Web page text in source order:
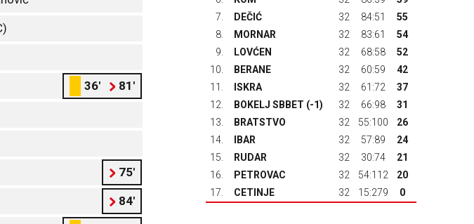
36' 81'
75'
84'
7.
DEČIĆ 32 84:51
55
8.
MORNAR 32 83:61
54
9.
LOVĆEN 32 68:58
52
10.
BERANE 32 60:59
42
11.
ISKRA 32 61:72
37
12.
BOKELJ SBBET (-1) 32 66:98
31
13.
BRATSTVO 32 55:100
26
14.
IBAR 32 57:89
24
15.
RUDAR 32 30:74
21
16.
PETROVAC 32 54:112
20
17.
CETINJE 32 15:279 0